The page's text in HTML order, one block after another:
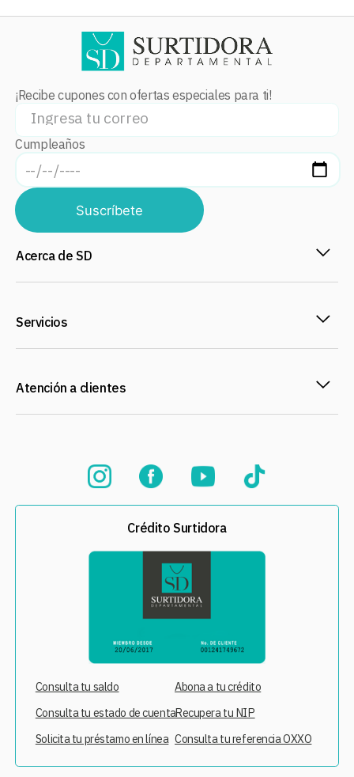
¡Recibe cupones con ofertas especiales para ti!
Cumpleaños
Suscríbete
Acerca de SD
Servicios
Atención a clientes
Crédito Surtidora
Consulta tu saldo
Consulta tu estado de cuenta
Solicita tu préstamo en línea
Abona a tu crédito
Recupera tu NIP
Consulta tu referencia OXXO